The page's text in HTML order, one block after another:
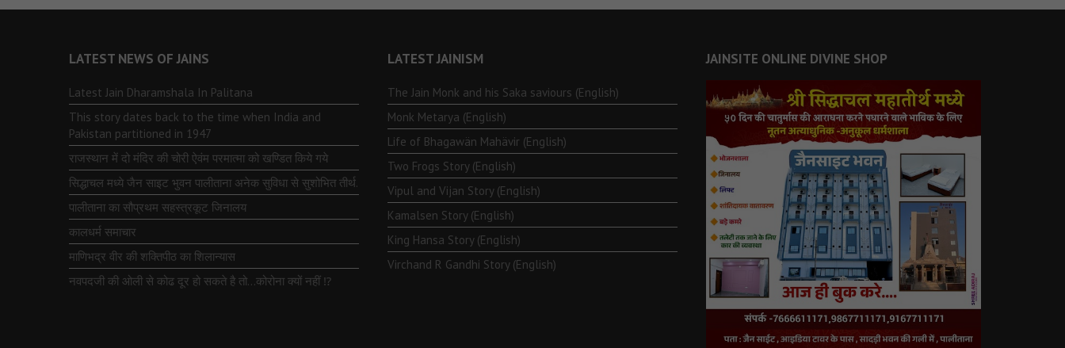
LATEST NEWS OF JAINS
Latest Jain Dharamshala In Palitana
This story dates back to the time when India and
Pakistan partitioned in 1947
राजस्थान में दो मंदिर की चोरी ऐवंम परमात्मा को खण्डित किये गये
सिद्धाचल मध्ये जैन साइट भुवन पालीताना अनेक सुविधा से सुशोभित तीर्थ.
पालीताना का सौप्रथम सहस्त्रकूट जिनालय
कालधर्म समाचार
माणिभद्र वीर की शक्तिपीठ का शिलान्यास
नवपदजी की ओली से कोढ दूर हो सकते है तो…कोरोना क्यों नहीं ⁉️
LATEST JAINISM
The Jain Monk and his Saka saviours (English)
Monk Metarya (English)
Life of Bhagawän Mahävir (English)
Two Frogs Story (English)
Vipul and Vijan Story (English)
Kamalsen Story (English)
King Hansa Story (English)
Virchand R Gandhi Story (English)
JAINSITE ONLINE DIVINE SHOP